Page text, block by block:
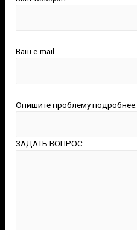
Ваш e-mail
Опишите проблему подробнее:
ЗАДАТЬ ВОПРОС